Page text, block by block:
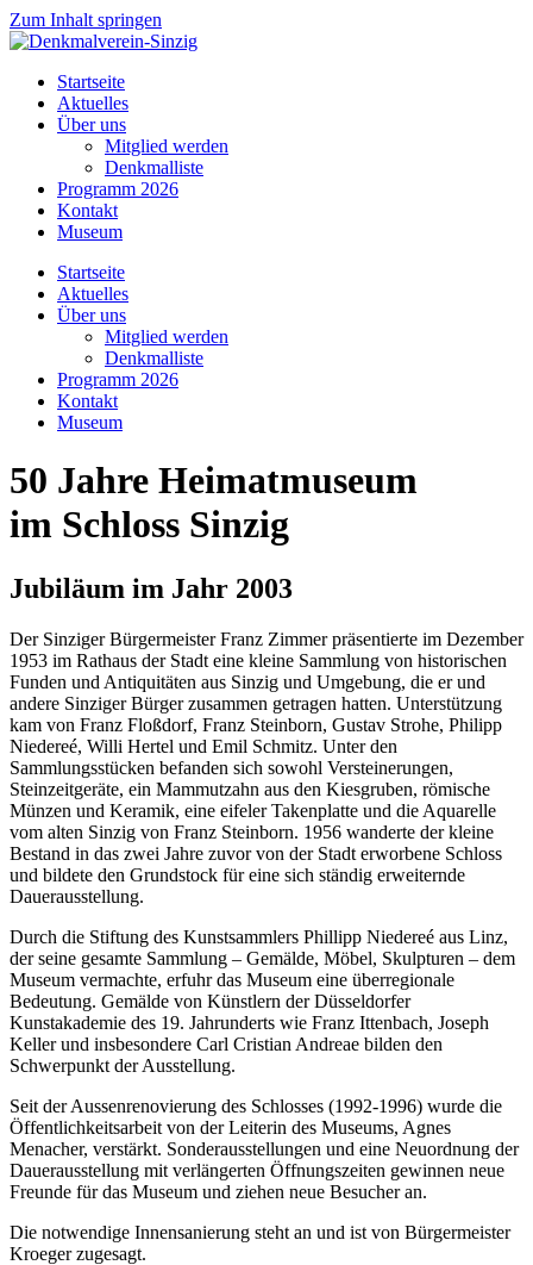
Zum Inhalt springen
Startseite
Aktuelles
Über uns
Mitglied werden
Denkmalliste
Programm 2026
Kontakt
Museum
Startseite
Aktuelles
Über uns
Mitglied werden
Denkmalliste
Programm 2026
Kontakt
Museum
50 Jahre Heimatmuseum
im Schloss Sinzig
Jubiläum im Jahr 2003
Der Sinziger Bürgermeister Franz Zimmer präsentierte im Dezember
1953 im Rathaus der Stadt eine kleine Sammlung von historischen
Funden und Antiquitäten aus Sinzig und Umgebung, die er und
andere Sinziger Bürger zusammen getragen hatten. Unterstützung
kam von Franz Floßdorf, Franz Steinborn, Gustav Strohe, Philipp
Niedereé, Willi Hertel und Emil Schmitz. Unter den
Sammlungsstücken befanden sich sowohl Versteinerungen,
Steinzeitgeräte, ein Mammutzahn aus den Kiesgruben, römische
Münzen und Keramik, eine eifeler Takenplatte und die Aquarelle
vom alten Sinzig von Franz Steinborn. 1956 wanderte der kleine
Bestand in das zwei Jahre zuvor von der Stadt erworbene Schloss
und bildete den Grundstock für eine sich ständig erweiternde
Dauerausstellung.
Durch die Stiftung des Kunstsammlers Phillipp Niedereé aus Linz,
der seine gesamte Sammlung – Gemälde, Möbel, Skulpturen – dem
Museum vermachte, erfuhr das Museum eine überregionale
Bedeutung. Gemälde von Künstlern der Düsseldorfer
Kunstakademie des 19. Jahrunderts wie Franz Ittenbach, Joseph
Keller und insbesondere Carl Cristian Andreae bilden den
Schwerpunkt der Ausstellung.
Seit der Aussenrenovierung des Schlosses (1992-1996) wurde die
Öffentlichkeitsarbeit von der Leiterin des Museums, Agnes
Menacher, verstärkt. Sonderausstellungen und eine Neuordnung der
Dauerausstellung mit verlängerten Öffnungszeiten gewinnen neue
Freunde für das Museum und ziehen neue Besucher an.
Die notwendige Innensanierung steht an und ist von Bürgermeister
Kroeger zugesagt.